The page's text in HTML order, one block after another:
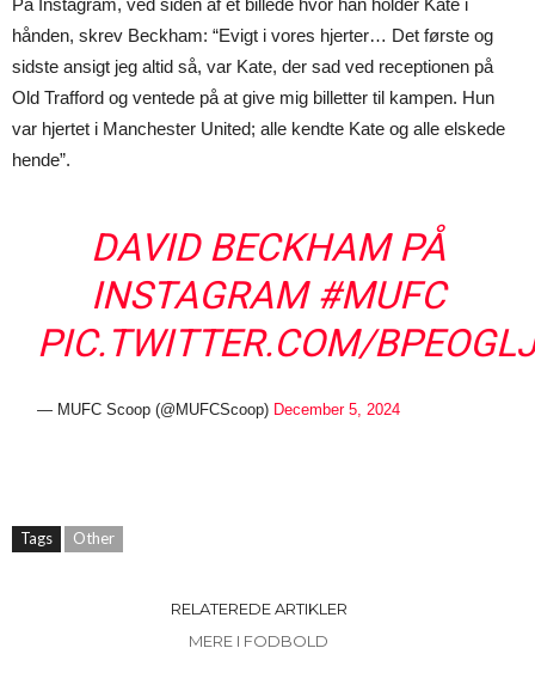
På Instagram, ved siden af et billede hvor han holder Kate i
hånden, skrev Beckham: “Evigt i vores hjerter… Det første og
sidste ansigt jeg altid så, var Kate, der sad ved receptionen på
Old Trafford og ventede på at give mig billetter til kampen. Hun
var hjertet i Manchester United; alle kendte Kate og alle elskede
hende”.
DAVID BECKHAM PÅ
INSTAGRAM #MUFC
PIC.TWITTER.COM/
— MUFC Scoop (@MUFCScoop) December 5, 2024
Tags Other
RELATEREDE ARTIKLER
MERE I FODBOLD